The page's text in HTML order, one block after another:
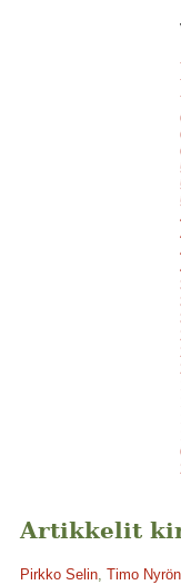
Artikkelit
Pirkko Selin, Timo